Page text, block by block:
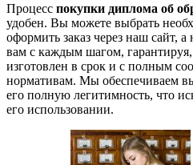
Процесс покупки диплома об
удобен. Вы можете выбрать
оформить заказ через наш сайт,
вам с каждым шагом,
изготовлен в срок и с полным
нормативам. Мы обеспечиваем
его полную легитимность, что
его использовании.